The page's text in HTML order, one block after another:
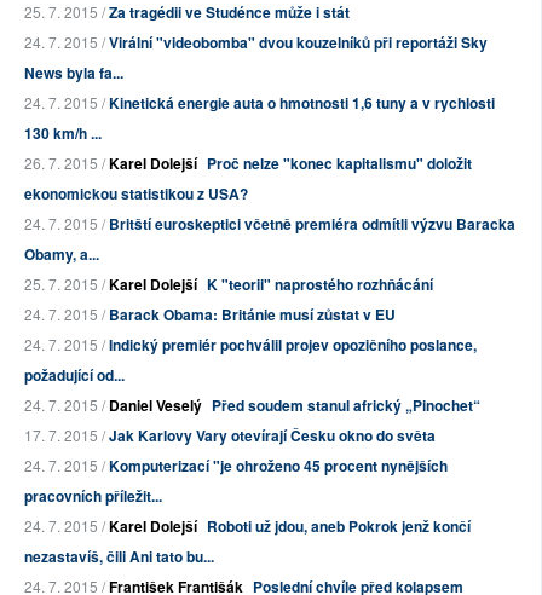
25. 7. 2015 /Za tragédii ve Studénce může i stát
24. 7. 2015 /Virální "videobomba" dvou kouzelníků při reportáži Sky
News byla fa...
24. 7. 2015 /Kinetická energie auta o hmotnosti 1,6 tuny a v rychlosti
130 km/h ...
26. 7. 2015 /Karel Dolejší Proč nelze "konec kapitalismu" doložit
ekonomickou statistikou z USA?
24. 7. 2015 /Britští euroskeptici včetně premiéra odmítli výzvu Baracka
Obamy, a...
25. 7. 2015 /Karel Dolejší K "teorii" naprostého rozhňácání
24. 7. 2015 /Barack Obama: Británie musí zůstat v EU
24. 7. 2015 /Indický premiér pochválil projev opozičního poslance,
požadující od...
24. 7. 2015 /Daniel Veselý Před soudem stanul africký „Pinochet“
17. 7. 2015 /Jak Karlovy Vary otevírají Česku okno do světa
24. 7. 2015 /Komputerizací "je ohroženo 45 procent nynějších
pracovních příležit...
24. 7. 2015 /Karel Dolejší Roboti už jdou, aneb Pokrok jenž končí
nezastavíš, čili Ani tato bu...
24. 7. 2015 /František Františák Poslední chvíle před kolapsem